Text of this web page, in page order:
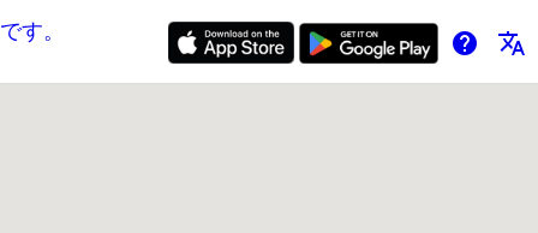
す。
help translate